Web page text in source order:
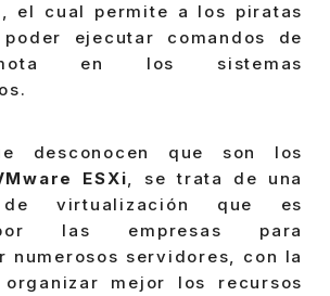
el cual permite a los piratas
ejecutar comandos de
en los sistemas
desconocen que son los
ESXi, se trata de una
de virtualización que es
las empresas para
numerosos servidores, con la
mejor los recursos